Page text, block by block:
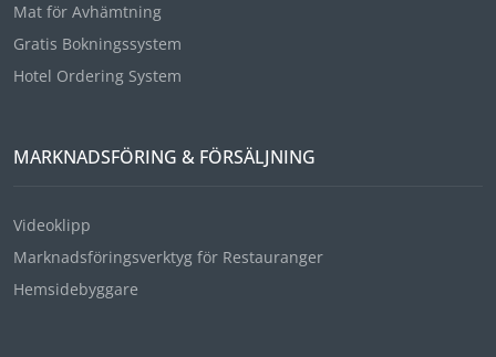
Mat för Avhämtning
Gratis Bokningssystem
Hotel Ordering System
MARKNADSFÖRING & FÖRSÄLJNING
Videoklipp
Marknadsföringsverktyg för Restauranger
Hemsidebyggare